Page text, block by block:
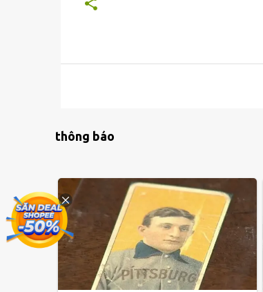
thông báo